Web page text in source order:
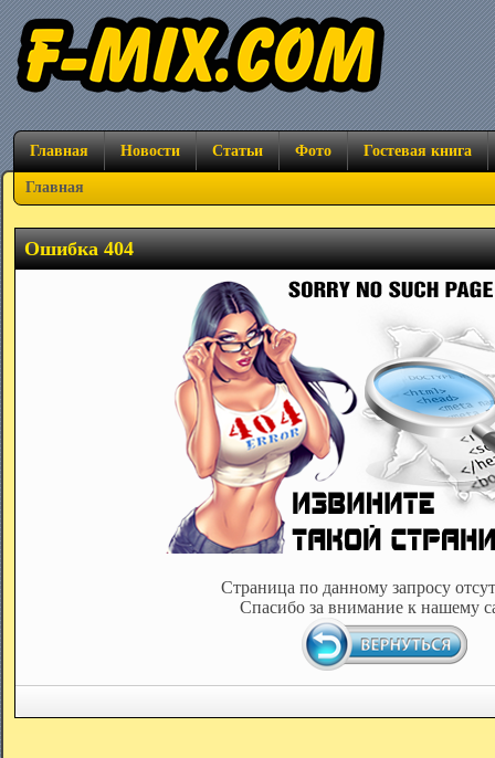
Главная Новости Статьи Фото Гостевая книга
Главная
Ошибка 404
Страница по данному запросу
Спасибо за внимание к нашему